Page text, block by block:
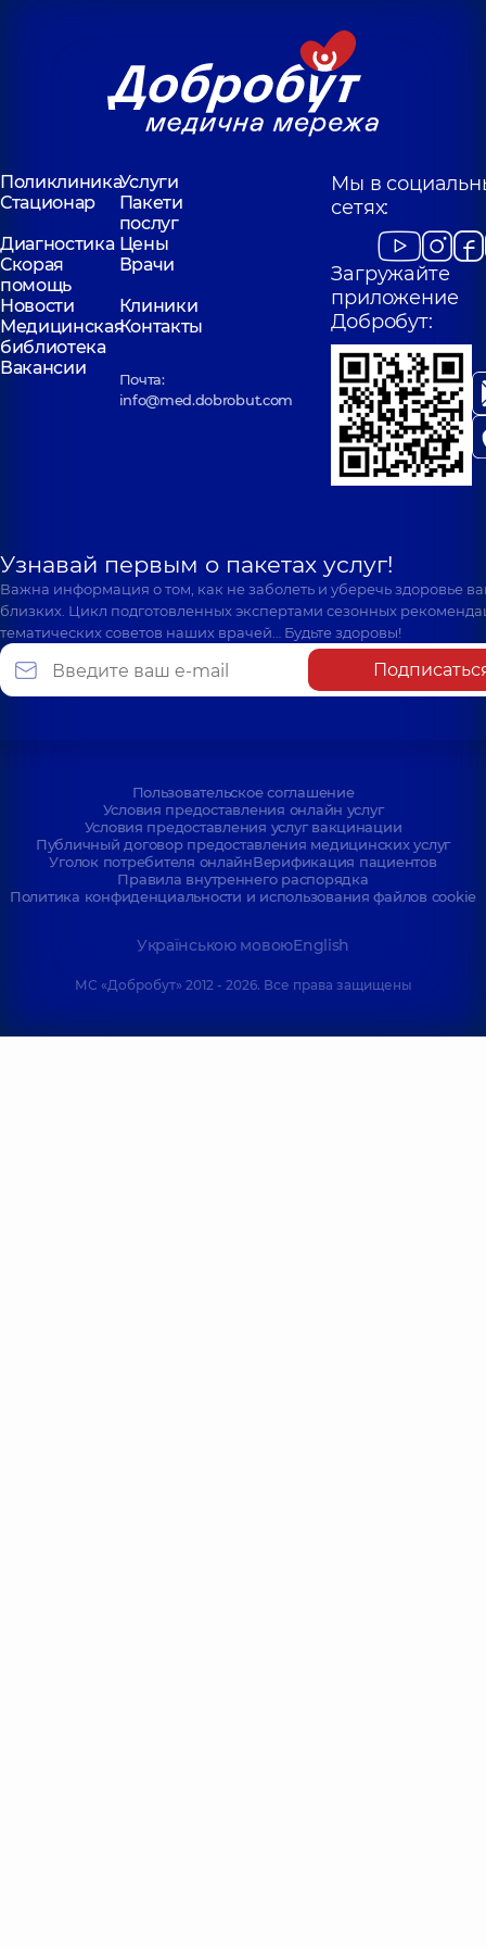
ПоликлиникаУслуги
Стационар
Пакети
послуг
Диагностика Цены
Скорая
помощь
Врачи
Новости
Клиники
Медицинская
библиотека
Контакты
Вакансии
Почта:
info@med.dobrobut.com
Мы в
сетях:
Загружайте
приложение
Добробут:
Узнавай первым о пакетах услуг!
Важна информация о том, как не заболеть и уберечь здоровье
близких. Цикл подготовленных экспертами сезонных
тематических советов наших врачей… Будьте здоровы!
Пользовательское соглашение
Условия предоставления онлайн услуг
Условия предоставления услуг вакцинации
Публичный договор предоставления медицинских услуг
Уголок потребителя онлайнВерификация пациентов
Правила внутреннего распорядка
Политика конфиденциальности и использования файлов cookie
Українською мовоюEnglish
МС «Добробут» 2012 - 2026. Все права защищены